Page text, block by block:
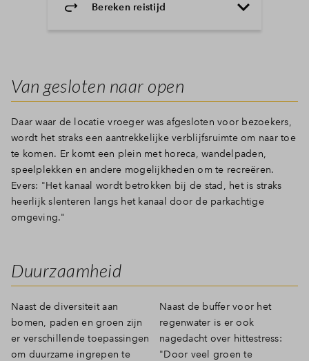
Selecteer vervoermiddel
10min 30min
Onderwijs Voorzieningen Bereikbaarheid
Bekijk map
Reset filter
Bereken reistijd
Van gesloten naar open
Daar waar de locatie vroeger was afgesloten voor bezoekers,
wordt het straks een aantrekkelijke verblijfsruimte om naar toe
te komen. Er komt een plein met horeca, wandelpaden,
speelplekken en andere mogelijkheden om te recreëren.
Evers: "Het kanaal wordt betrokken bij de stad, het is straks
heerlijk slenteren langs het kanaal door de parkachtige
omgeving."
Duurzaamheid
Naast de diversiteit aan
bomen, paden en groen zijn
er verschillende toepassingen
om duurzame ingrepen te
Naast de buffer voor het
regenwater is er ook
nagedacht over hittestress:
"Door veel groen te